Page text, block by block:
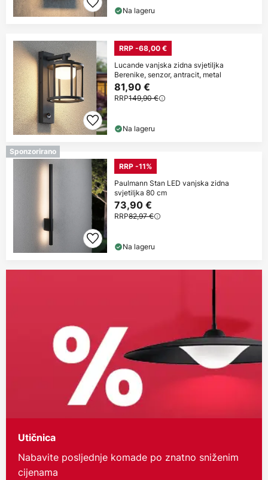
Na lageru
RRP -68,00 €
Lucande vanjska zidna svjetiljka
Berenike, senzor, antracit, metal
81,90 €
RRP149,90 €
Na lageru
Sponzorirano
RRP -11%
Paulmann Stan LED vanjska zidna
svjetiljka 80 cm
73,90 €
RRP82,97 €
Na lageru
Utičnica
Nabavite posljednje komade po znatno sniženim
cijenama